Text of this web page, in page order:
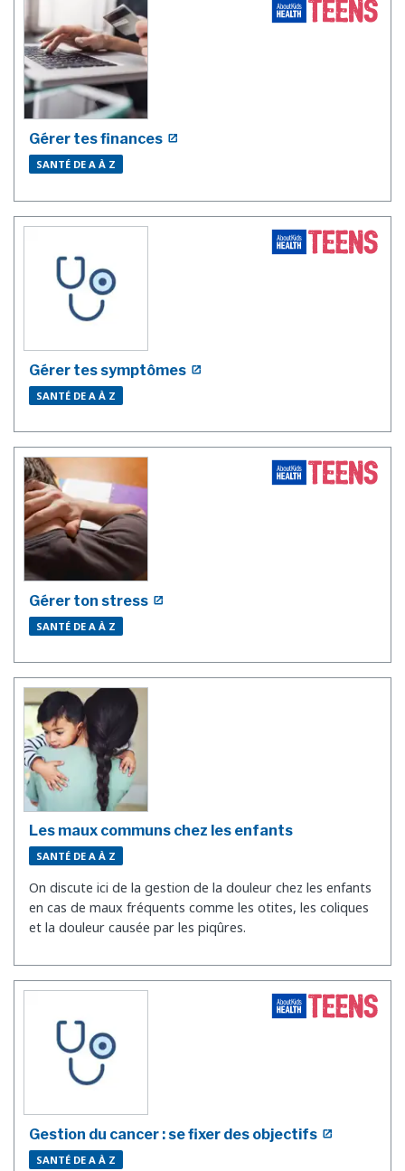
Gérer tes finances
SANTÉ DE A À Z
Gérer tes symptômes
SANTÉ DE A À Z
Gérer ton stress
SANTÉ DE A À Z
Les maux communs chez les enfants
SANTÉ DE A À Z
On discute ici de la gestion de la douleur chez les enfants
en cas de maux fréquents comme les otites, les coliques
et la douleur causée par les piqûres.
Gestion du cancer : se fixer des objectifs
SANTÉ DE A À Z